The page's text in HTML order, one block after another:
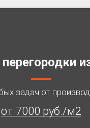
задач от
от 7000 руб./м2